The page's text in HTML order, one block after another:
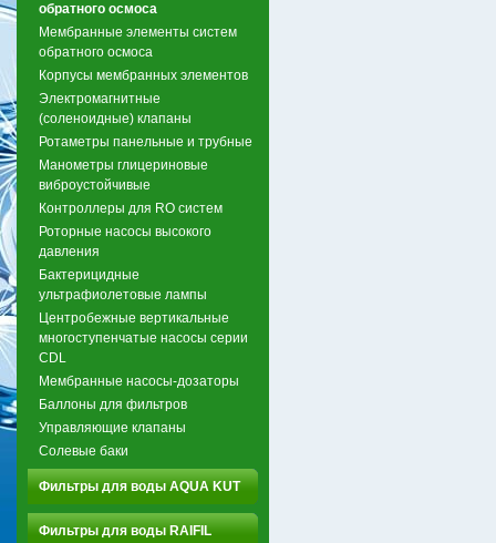
обратного осмоса
Мембранные элементы систем
обратного осмоса
Корпусы мембранных элементов
Электромагнитные
(соленоидные) клапаны
Ротаметры панельные и трубные
Манометры глицериновые
виброустойчивые
Контроллеры для RO систем
Роторные насосы высокого
давления
Бактерицидные
ультрафиолетовые лампы
Центробежные вертикальные
многоступенчатые насосы серии
CDL
Мембранные насосы-дозаторы
Баллоны для фильтров
Управляющие клапаны
Солевые баки
Фильтры для воды AQUA KUT
Фильтры для воды RAIFIL